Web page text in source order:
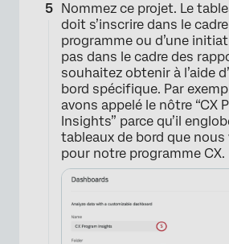
Nommez ce projet. Le
doit s’inscrire dans le cadre
programme ou d’une
pas dans le cadre des
souhaitez obtenir à l’aide
bord spécifique. Par
avons appelé le nôtre “CX
Insights” parce qu’il
tableaux de bord que
pour notre programme CX.